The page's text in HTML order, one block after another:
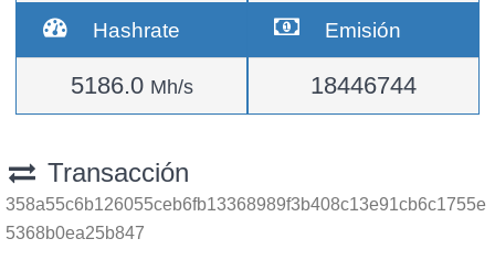
Hashrate
5186.0 Mh/s
Emisión
18446744
Transacción
358a55c6b126055ceb6fb13368989f3b408c13e91cb6c1755e
5368b0ea25b847